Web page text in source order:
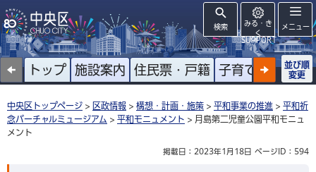
検索
みる・き
く
SUPPORT
メニュー
トップ 施設案内 住民票・戸籍 子育て 高齢者
並び順
変更
中央区トップページ > 区政情報 > 構想・計画・施策 > 平和事業の推進 > 平和祈
念バーチャルミュージアム > 平和モニュメント > 月島第二児童公園平和モニュ
メント
掲載日：2023年1月18日 ページID：594